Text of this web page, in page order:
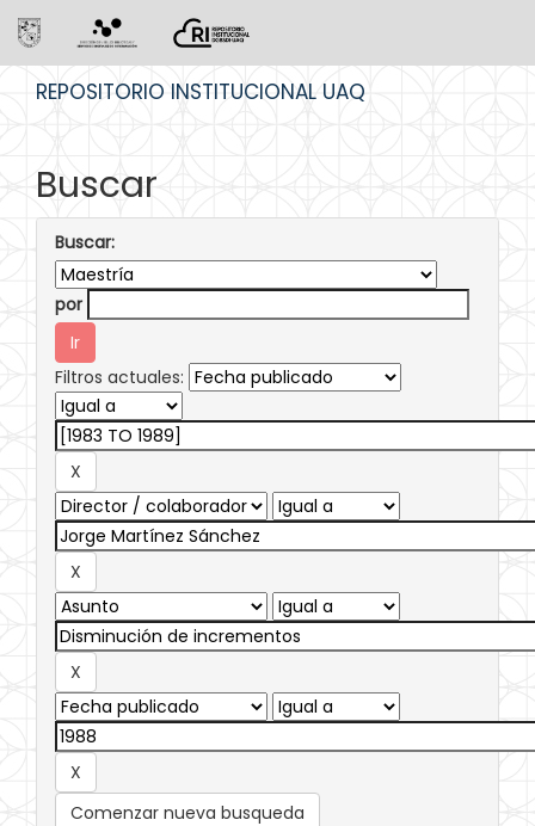
REPOSITORIO INSTITUCIONAL UAQ
Buscar
Buscar:
por
Filtros actuales:
Comenzar nueva busqueda